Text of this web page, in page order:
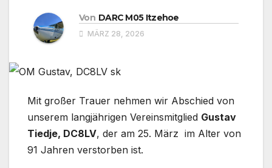
Von DARC M05 Itzehoe
MÄRZ 28, 2026
Mit großer Trauer nehmen wir Abschied von
unserem langjährigen Vereinsmitglied Gustav
Tiedje, DC8LV, der am 25. März im Alter von
91 Jahren verstorben ist.